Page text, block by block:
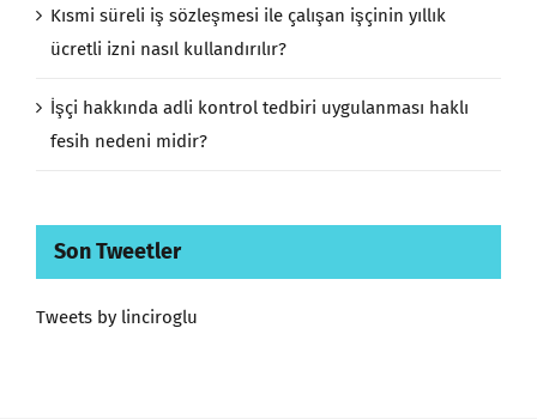
Kısmi süreli iş sözleşmesi ile çalışan işçinin yıllık
ücretli izni nasıl kullandırılır?
İşçi hakkında adli kontrol tedbiri uygulanması haklı
fesih nedeni midir?
Son Tweetler
Tweets by linciroglu